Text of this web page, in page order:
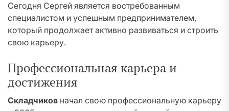
Сегодня Сергей является востребованным
специалистом и успешным предпринимателем,
который продолжает активно развиваться и строить
свою карьеру.
Профессиональная карьера и
достижения
Складчиков начал свою профессиональную карьеру